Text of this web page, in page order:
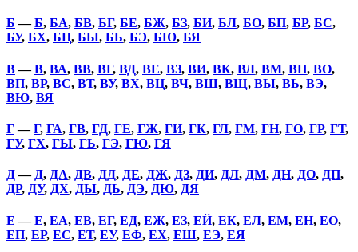
Б —Б, БА, БВ, БГ, БЕ, БЖ, БЗ, БИ, БЛ, БО, БП, БР, БС,
БУ, БХ, БЦ, БЫ, БЬ, БЭ, БЮ, БЯ
В—В, ВА, ВВ, ВГ, ВД, ВЕ, ВЗ, ВИ, ВК, ВЛ, ВМ, ВН, ВО,
ВП, ВР, ВС, ВТ, ВУ, ВХ, ВЦ, ВЧ, ВШ, ВЩ, ВЫ, ВЬ, ВЭ,
ВЮ, ВЯ
Г—Г, ГА, ГВ, ГД, ГЕ, ГЖ, ГИ, ГК, ГЛ, ГМ, ГН, ГО, ГР, ГТ,
ГУ, ГХ, ГЫ, ГЬ, ГЭ, ГЮ, ГЯ
Д— Д, ДА, ДВ, ДД, ДЕ, ДЖ, ДЗ, ДИ, ДЛ, ДМ, ДН, ДО, ДП,
ДР, ДУ, ДХ, ДЫ, ДЬ, ДЭ, ДЮ, ДЯ
Е —Е, ЕА, ЕВ, ЕГ, ЕД, ЕЖ, ЕЗ, ЕЙ, ЕК, ЕЛ, ЕМ, ЕН, ЕО,
ЕП, ЕР, ЕС, ЕТ, ЕУ, ЕФ, ЕХ, ЕШ, ЕЭ, ЕЯ